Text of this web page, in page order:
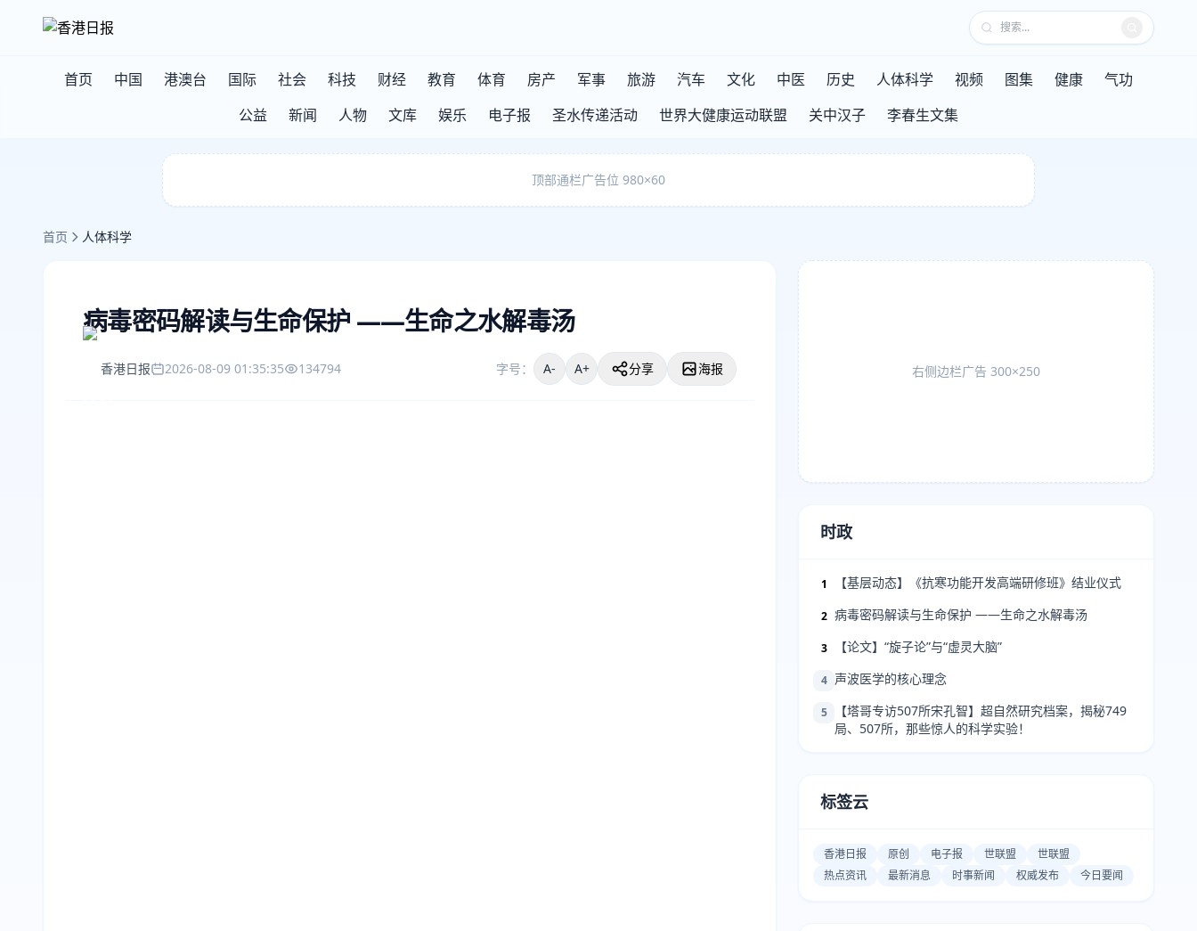
首页 中国 港澳台 国际 社会 科技 财经 教育 体育 房产 军事 旅游 汽车 文化 中医 历史 人体科学 视频 图集 健康
气功
公益
新闻 人物 文库 娱乐 电子报 圣水传递活动 世界大健康运动联盟 关中汉子 李春生文集
顶部通栏广告位 980×60
首页 人体科学
病毒密码解读与生命保护 ——生命之水解毒汤
香港日报 2026-08-09 01:35:35 134794 字号： A- A+ 分享 海报 右侧边栏广告 300×250
时政
1 【基层动态】《抗寒功能开发高端研修班》结业仪式
2 病毒密码解读与生命保护 ——生命之水解毒汤
3 【论文】“旋子论”与“虚灵大脑”
4 声波医学的核心理念
5
【塔哥专访507所宋孔智】超自然研究档案，揭秘749
局、507所，那些惊人的科学实验！
标签云
香港日报 原创 电子报 世联盟
世联盟
热点资讯
最新消息 时事新闻 权威发布 今日要闻